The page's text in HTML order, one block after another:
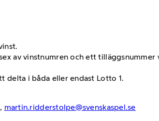
av vinstnumren och ett
delta i båda eller endast Lotto 1.
martin.ridderstolpe@svenskaspel.se